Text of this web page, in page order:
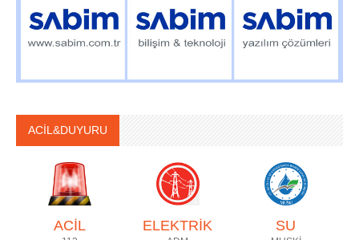
ACİL&DUYURU
ACİL ELEKTRİK SU